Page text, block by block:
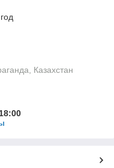
Казахстан